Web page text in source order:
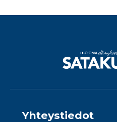
Yhteystiedot